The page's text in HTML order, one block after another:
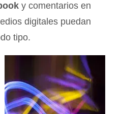
y comentarios en
digitales puedan
tipo.